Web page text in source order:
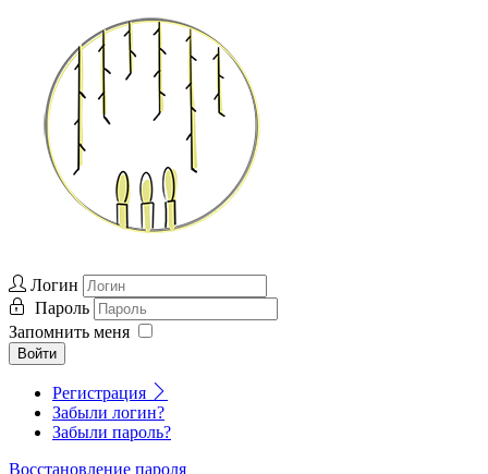
Логин
Пароль
Запомнить меня
Войти
Регистрация
Забыли логин?
Забыли пароль?
Восстановление пароля